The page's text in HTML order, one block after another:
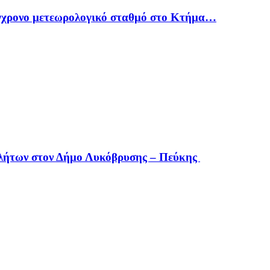
μετεωρολογικό σταθμό στο Κτήμα…
στον Δήμο Λυκόβρυσης – Πεύκης